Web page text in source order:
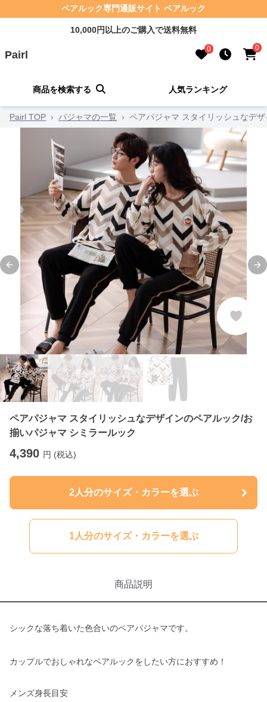
ペアルック専門通販サイト ペアルック
10,000円以上のご購入で送料無料
Pairl 0 0
商品を検索する 人気ランキング
Pairl TOP › パジャマの一覧 › ペアパジャマ スタイリッシュなデ
Previous slide
ペアパジャマ スタイリッシュなデザインのペアルック/お
揃いパジャマ シミラールック
4,390 円 (税込)
2人分のサイズ・カラーを選ぶ
1人分のサイズ・カラーを選ぶ
商品説明
シックな落ち着いた色合いのペアパジャマです。
カップルでおしゃれなペアルックをしたい方におすすめ！
メンズ身長目安